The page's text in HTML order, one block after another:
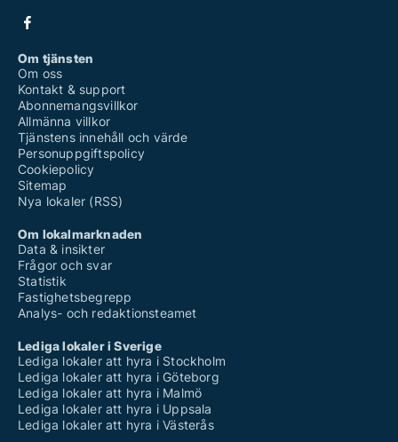
Om tjänsten
Om oss
Kontakt & support
Abonnemangsvillkor
Allmänna villkor
Tjänstens innehåll och värde
Personuppgiftspolicy
Cookiepolicy
Sitemap
Nya lokaler (RSS)
Om lokalmarknaden
Data & insikter
Frågor och svar
Statistik
Fastighetsbegrepp
Analys- och redaktionsteamet
Lediga lokaler i Sverige
Lediga lokaler att hyra i Stockholm
Lediga lokaler att hyra i Göteborg
Lediga lokaler att hyra i Malmö
Lediga lokaler att hyra i Uppsala
Lediga lokaler att hyra i Västerås